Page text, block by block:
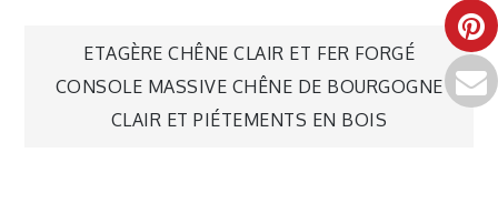
ETAGÈRE CHÊNE CLAIR ET FER FORGÉ
CONSOLE MASSIVE CHÊNE DE BOURGOGNE
CLAIR ET PIÉTEMENTS EN BOIS